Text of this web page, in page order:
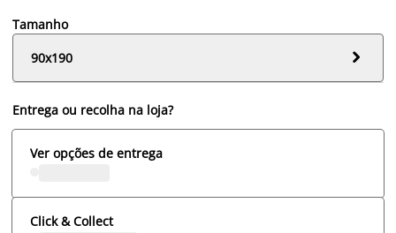
Tamanho
90x190

Entrega ou recolha na loja?
Ver opções de entrega
Click & Collect